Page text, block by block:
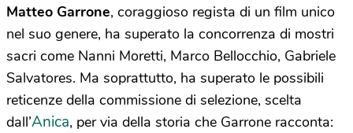
Matteo Garrone, coraggioso regista di un film unico
nel suo genere, ha superato la concorrenza di mostri
sacri come Nanni Moretti, Marco Bellocchio, Gabriele
Salvatores. Ma soprattutto, ha superato le possibili
reticenze della commissione di selezione, scelta
dall’Anica, per via della storia che Garrone racconta: